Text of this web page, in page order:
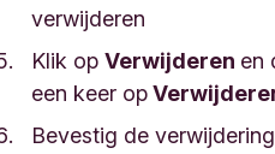
verwijderen
Klik op Verwijderen en
een keer op
Bevestig de